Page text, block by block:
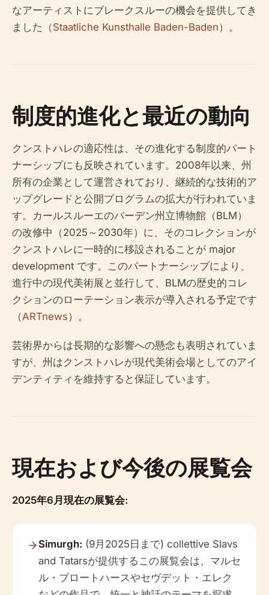
なアーティストにブレークスルーの機会を提供してき
ました（Staatliche Kunsthalle Baden-Baden）。
制度的進化と最近の動向
クンストハレの適応性は、その進化する制度的パート
ナーシップにも反映されています。2008年以来、州
所有の企業として運営されており、継続的な技術的ア
ップグレードと公開プログラムの拡大が行われていま
す。カールスルーエのバーデン州立博物館（BLM）
の改修中（2025～2030年）に、そのコレクションが
クンストハレに一時的に移設されることが major
development です。このパートナーシップにより、
進行中の現代美術展と並行して、BLMの歴史的コレ
クションのローテーション表示が導入される予定です
（ARTnews）。
芸術界からは長期的な影響への懸念も表明されていま
すが、州はクンストハレが現代美術会場としてのアイ
デンティティを維持すると保証しています。
現在および今後の展覧会
2025年6月現在の展覧会:
Simurgh: (9月2025日まで) collettive Slavs
and Tatarsが提供するこの展覧会は、マルセ
ル・ブロートハースやセヴデット・エレク